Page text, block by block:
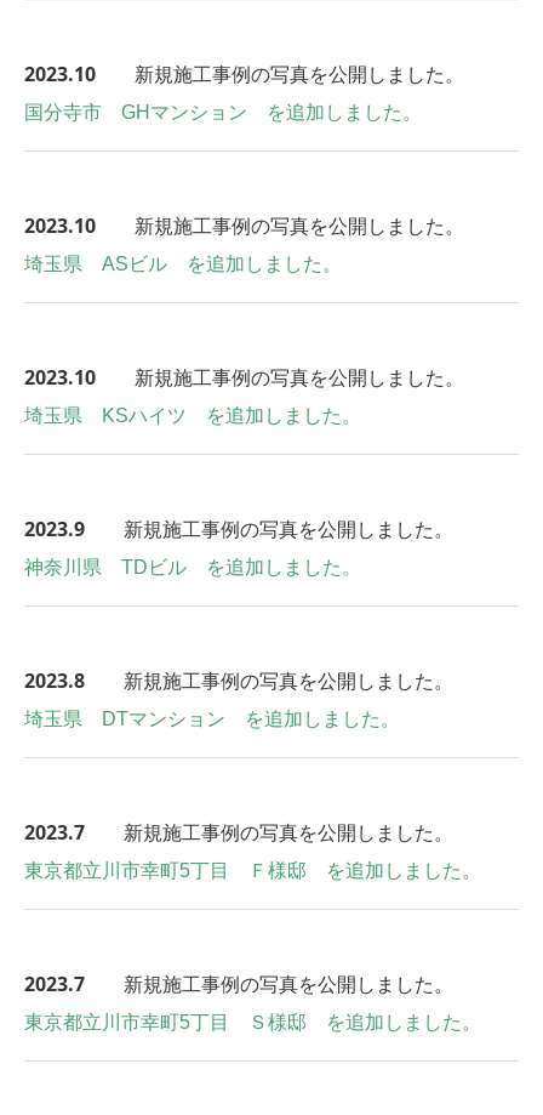
2023.10 新規施工事例の写真を公開しました。
国分寺市 GHマンション を追加しました。
2023.10 新規施工事例の写真を公開しました。
埼玉県 ASビル を追加しました。
2023.10 新規施工事例の写真を公開しました。
埼玉県 KSハイツ を追加しました。
2023.9 新規施工事例の写真を公開しました。
神奈川県 TDビル を追加しました。
2023.8 新規施工事例の写真を公開しました。
埼玉県 DTマンション を追加しました。
2023.7 新規施工事例の写真を公開しました。
東京都立川市幸町5丁目 Ｆ様邸 を追加しました。
2023.7 新規施工事例の写真を公開しました。
東京都立川市幸町5丁目 Ｓ様邸 を追加しました。